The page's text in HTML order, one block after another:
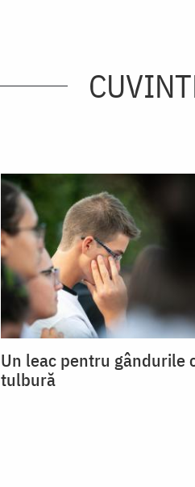
Un leac pentru gândurile
tulbură